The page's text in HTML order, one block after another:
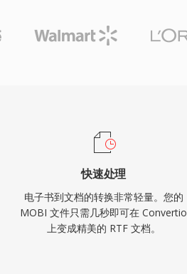
快速处理
电子书到文档的转换非常轻量。您的
MOBI 文件只需几秒即可在 Convertio
上变成精美的 RTF 文档。